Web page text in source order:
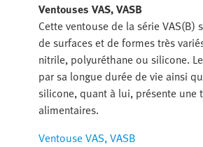
Ventouses VAS, VASB
Cette ventouse de la série
de surfaces et de formes très
nitrile, polyuréthane ou silicone.
par sa longue durée de vie ainsi
silicone, quant à lui, présente
alimentaires.
Ventouse VAS, VASB